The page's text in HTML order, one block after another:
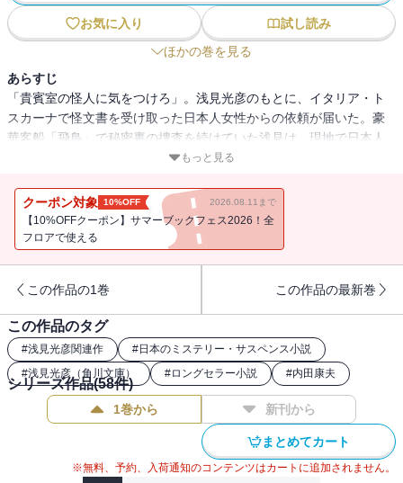
お気に入り
試し読み
ほかの巻を見る
あらすじ
「貴賓室の怪人に気をつけろ」。浅見光彦のもとに、イタリア・ト
スカーナで怪文書を受け取った日本人女性からの依頼が届いた。豪
華客船「飛鳥」で秘密裏の捜査を続けていた浅見は、現地で日本人
画家の怪死事件に巻き込まれてしまう。事件の背後に見え隠れする
の正体は？名探偵・浅見光彦が二千年の禁忌に挑む！ 壮大なミス
テリー叙事詩。
もっと見る
クーポン対象 10%OFF 2026.08.11まで
【10%OFFクーポン】サマーブックフェス2026！全
フロアで使える
この作品の1巻 この作品の最新巻
この作品のタグ
#浅見光彦関連作 #日本のミステリー・サスペンス小説
#浅見光彦（角川文庫） #ロングセラー小説 #内田康夫
シリーズ作品(58件)
1巻から 新刊から
まとめてカート
※無料、予約、入荷通知のコンテンツはカートに追加されません。